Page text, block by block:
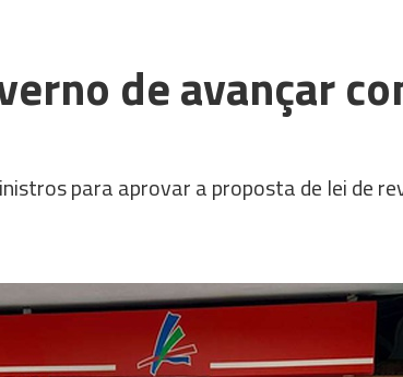
de avançar
para aprovar a proposta de lei de